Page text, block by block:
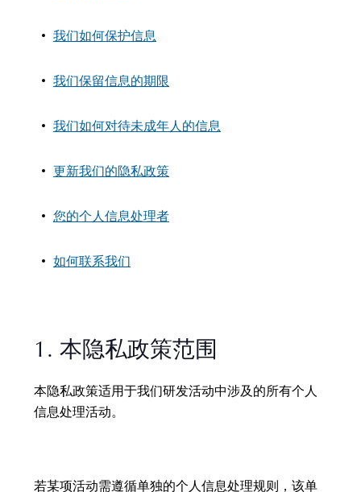
我们如何保护信息
我们保留信息的期限
我们如何对待未成年人的信息
更新我们的隐私政策
您的个人信息处理者
如何联系我们
1. 本隐私政策范围
本隐私政策适用于我们研发活动中涉及的所有个人
信息处理活动。
若某项活动需遵循单独的个人信息处理规则，该单